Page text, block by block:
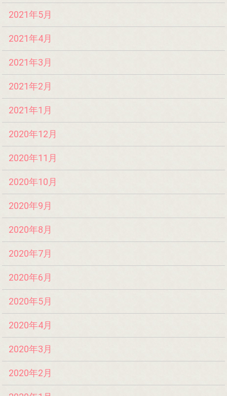
2021年5月
2021年4月
2021年3月
2021年2月
2021年1月
2020年12月
2020年11月
2020年10月
2020年9月
2020年8月
2020年7月
2020年6月
2020年5月
2020年4月
2020年3月
2020年2月